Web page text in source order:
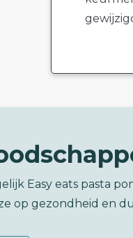
Easy eats pasta
op gezondheid en